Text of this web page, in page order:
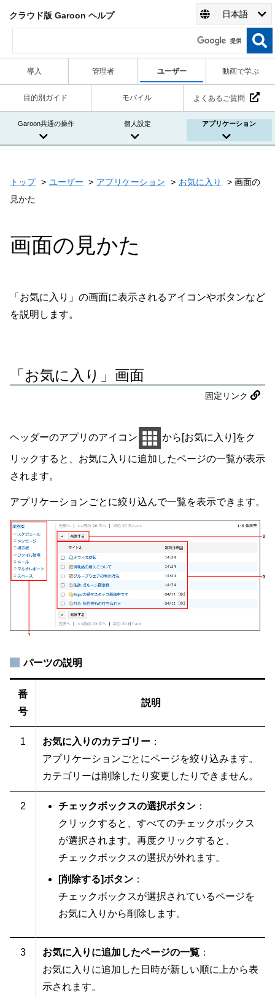
クラウド版 Garoon ヘルプ 日本語
導入 管理者 ユーザー 動画で学ぶ
目的別ガイド モバイル よくあるご質問
Garoon共通の操作 個人設定 アプリケーション
トップ ユーザー アプリケーション お気に入り
画面の
見かた
画面の見かた
「お気に入り」の画面に表示されるアイコンやボタンなど
を説明します。
「お気に入り」画面
固定リンク
ヘッダーのアプリのアイコン から[お気に入り]をク
リックすると、お気に入りに追加したページの一覧が表示
されます。
アプリケーションごとに絞り込んで一覧を表示できます。
パーツの説明
番
号
説明
1 お気に入りのカテゴリー ：
アプリケーションごとにページを絞り込みます。
カテゴリーは削除したり変更したりできません。
2 チェックボックスの選択ボタン ：
クリックすると、すべてのチェックボックス
が選択されます。再度クリックすると、
チェックボックスの選択が外れます。
[削除する]ボタン ：
チェックボックスが選択されているページを
お気に入りから削除します。
3 お気に入りに追加したページの一覧 ：
お気に入りに追加した日時が新しい順に上から表
示されます。